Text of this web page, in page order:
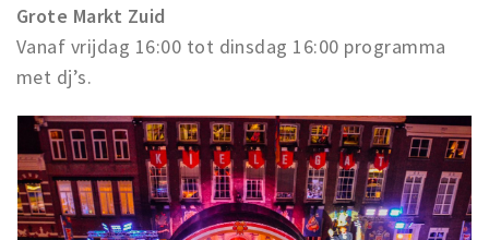
Grote Markt Zuid
Vanaf vrijdag 16:00 tot dinsdag 16:00 programma
met dj’s.